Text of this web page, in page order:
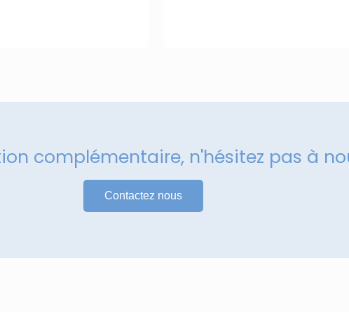
complémentaire, n'hésitez pas à
Contactez nous